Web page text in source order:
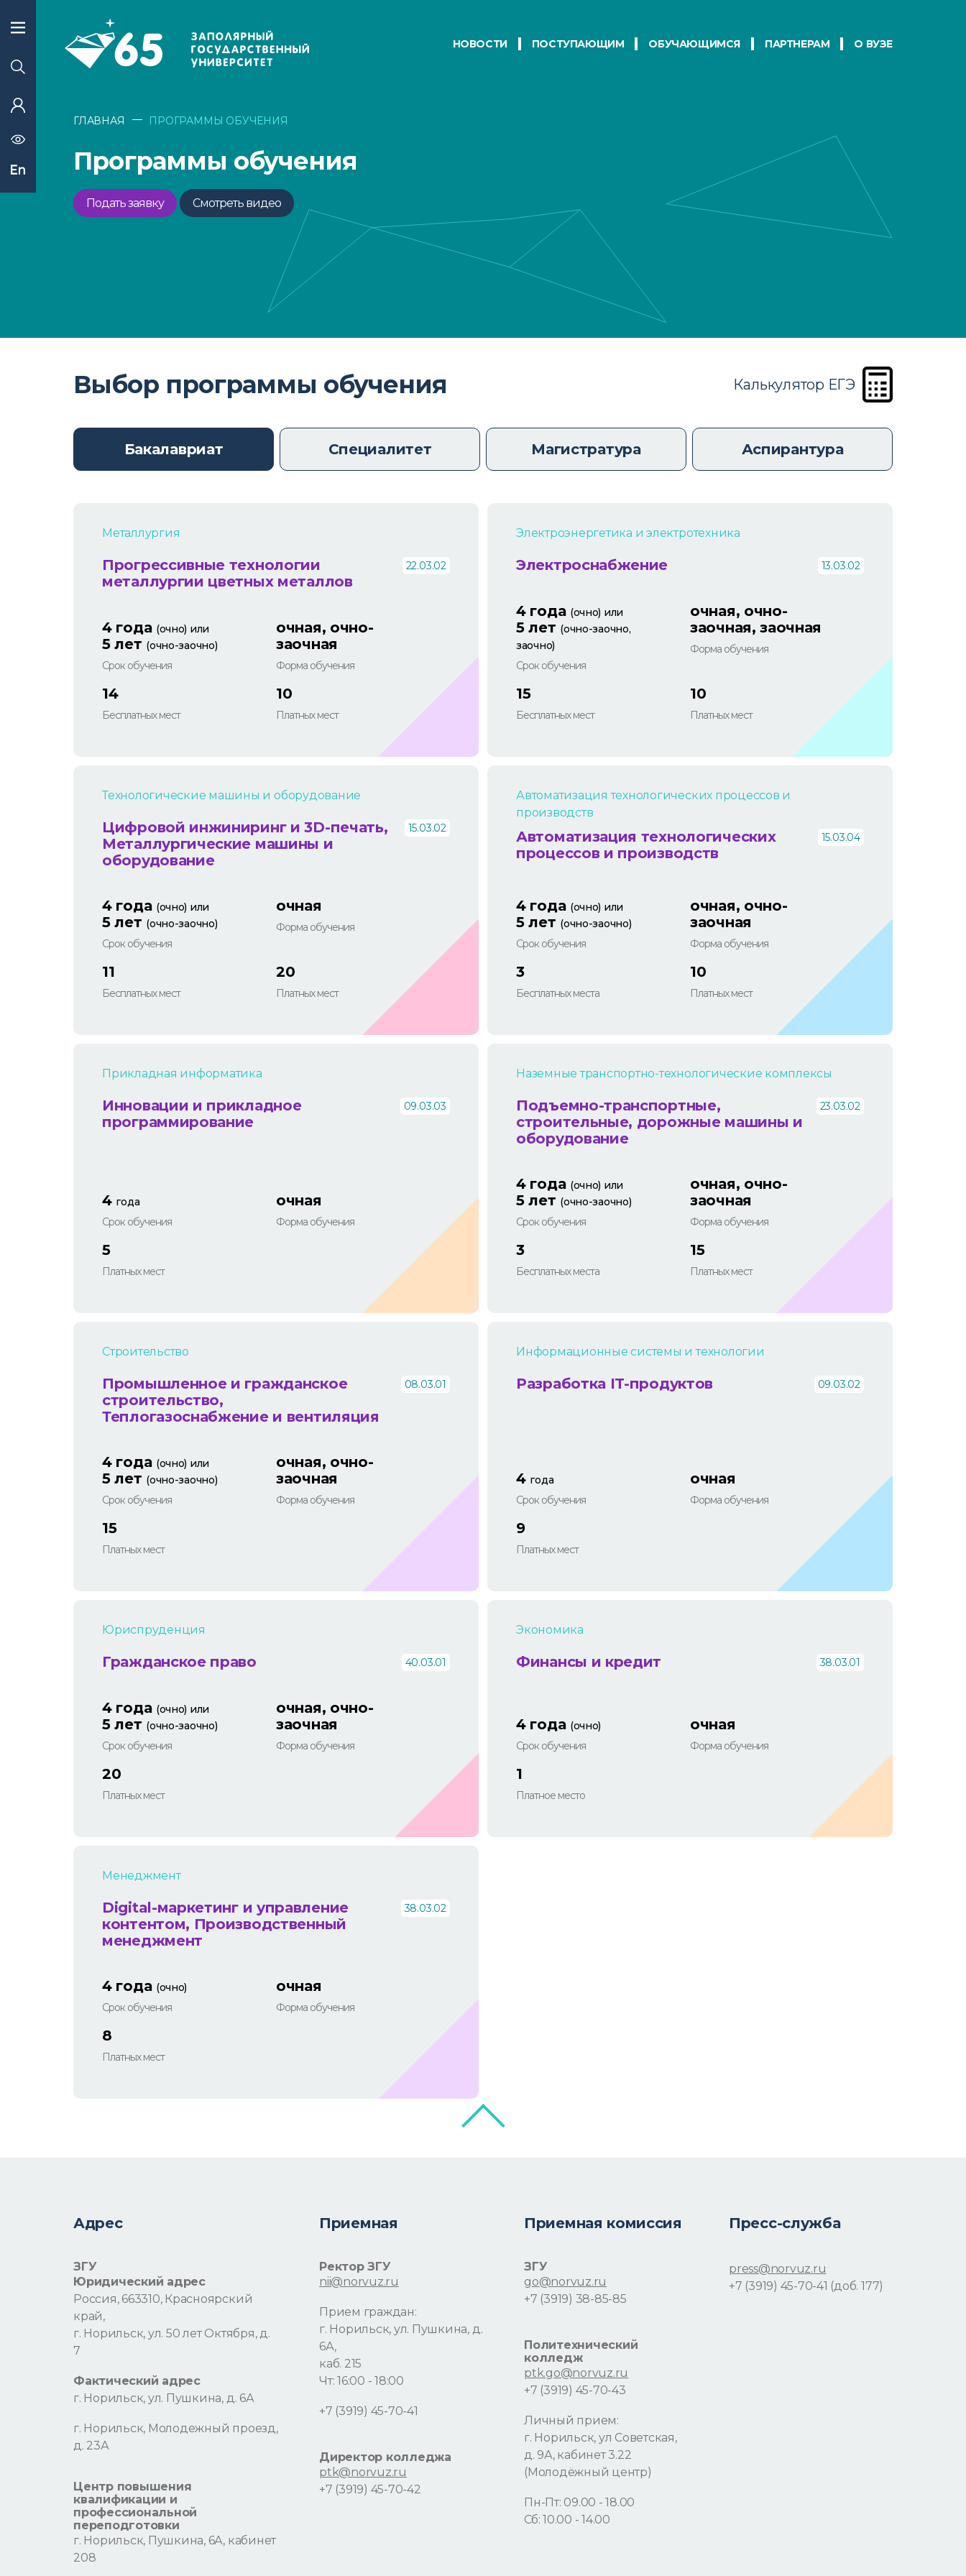
НОВОСТИ ПОСТУПАЮЩИМ ОБУЧАЮЩИМСЯ ПАРТНЕРАМ О ВУЗЕ
ГЛАВНАЯ — ПРОГРАММЫ ОБУЧЕНИЯ
Программы обучения
Подать заявку Смотреть видео
Выбор программы обучения Калькулятор ЕГЭ
Бакалавриат Специалитет Магистратура Аспирантура
Металлургия
Прогрессивные технологии
металлургии цветных металлов
22.03.02
4 года (очно) или
5 лет (очно-заочно)
Срок обучения
очная, очно-
заочная
Форма обучения
14
Бесплатных мест
10
Платных мест
Электроэнергетика и электротехника
Электроснабжение 13.03.02
4 года (очно) или
5 лет (очно-заочно,
заочно)
Срок обучения
очная, очно-
заочная, заочная
Форма обучения
15
Бесплатных мест
10
Платных мест
Технологические машины и оборудование
Цифровой инжиниринг и 3D-печать,
Металлургические машины и
оборудование
15.03.02
4 года (очно) или
5 лет (очно-заочно)
Срок обучения
очная
Форма обучения
11
Бесплатных мест
20
Платных мест
Автоматизация технологических процессов и
производств
Автоматизация технологических
процессов и производств
15.03.04
4 года (очно) или
5 лет (очно-заочно)
Срок обучения
очная, очно-
заочная
Форма обучения
3
Бесплатных места
10
Платных мест
Прикладная информатика
Инновации и прикладное
программирование
09.03.03
4 года
Срок обучения
очная
Форма обучения
5
Платных мест
Наземные транспортно-технологические комплексы
Подъемно-транспортные,
строительные, дорожные машины и
оборудование
23.03.02
4 года (очно) или
5 лет (очно-заочно)
Срок обучения
очная, очно-
заочная
Форма обучения
3
Бесплатных места
15
Платных мест
Строительство
Промышленное и гражданское
строительство,
Теплогазоснабжение и вентиляция
08.03.01
4 года (очно) или
5 лет (очно-заочно)
Срок обучения
очная, очно-
заочная
Форма обучения
15
Платных мест
Информационные системы и технологии
Разработка IT-продуктов 09.03.02
4 года
Срок обучения
очная
Форма обучения
9
Платных мест
Юриспруденция
Гражданское право 40.03.01
4 года (очно) или
5 лет (очно-заочно)
Срок обучения
очная, очно-
заочная
Форма обучения
20
Платных мест
Экономика
Финансы и кредит 38.03.01
4 года (очно)
Срок обучения
очная
Форма обучения
1
Платное место
Менеджмент
Digital-маркетинг и управление
контентом, Производственный
менеджмент
38.03.02
4 года (очно)
Срок обучения
очная
Форма обучения
8
Платных мест
Адрес
ЗГУ
Юридический адрес
Россия, 663310, Красноярский
край,
г. Норильск, ул. 50 лет Октября, д.
7
Фактический адрес
г. Норильск, ул. Пушкина, д. 6А
г. Норильск, Молодежный проезд,
д. 23А
Центр повышения
квалификации и
профессиональной
переподготовки
г. Норильск, Пушкина, 6А, кабинет
208
Приемная
Ректор ЗГУ
nii@norvuz.ru
Прием граждан:
г. Норильск, ул. Пушкина, д.
6А,
каб. 215
Чт: 16:00 - 18:00
+7 (3919) 45-70-41
Директор колледжа
ptk@norvuz.ru
+7 (3919) 45-70-42
Приемная комиссия
ЗГУ
go@norvuz.ru
+7 (3919) 38-85-85
Политехнический
колледж
ptk.go@norvuz.ru
+7 (3919) 45-70-43
Личный прием:
г. Норильск, ул Советская,
д. 9А, кабинет 3.22
(Молодёжный центр)
Пн-Пт: 09.00 - 18.00
Сб: 10.00 - 14.00
Пресс-служба
press@norvuz.ru
+7 (3919) 45-70-41 (доб. 177)